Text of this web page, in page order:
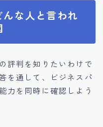
な人と言われ
評判を知りたいわけで
を通して、ビジネスパ
力を同時に確認しよう